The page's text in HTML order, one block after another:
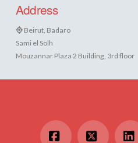
Address
Beirut, Badaro
Sami el Solh
Mouzannar Plaza 2 Building, 3rd floor